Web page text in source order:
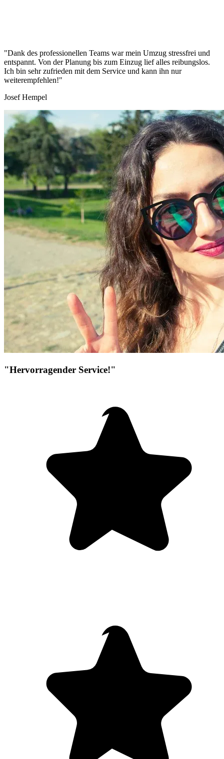
"Dank des professionellen Teams war mein Umzug stressfrei und
entspannt. Von der Planung bis zum Einzug lief alles reibungslos.
Ich bin sehr zufrieden mit dem Service und kann ihn nur
weiterempfehlen!"
Josef Hempel
"Hervorragender Service!"